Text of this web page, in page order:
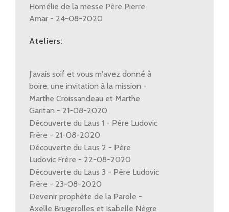
Homélie de la messe Père Pierre
Amar - 24-08-2020
Ateliers:
J'avais soif et vous m'avez donné à
boire, une invitation à la mission -
Marthe Croissandeau et Marthe
Garitan - 21-08-2020
Découverte du Laus 1 - Père Ludovic
Frère - 21-08-2020
Découverte du Laus 2 - Père
Ludovic Frère - 22-08-2020
Découverte du Laus 3 - Père Ludovic
Frère - 23-08-2020
Devenir prophète de la Parole -
Axelle Brugerolles et Isabelle Nègre